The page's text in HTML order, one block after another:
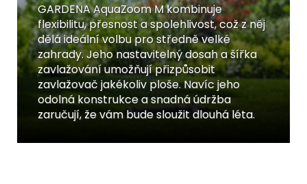
GARDENA AquaZoom M kombinuje
flexibilitu, přesnost a spolehlivost, což z něj
dělá ideální volbu pro středně velké
zahrady. Jeho nastavitelný dosah a šířka
zavlažování umožňují přizpůsobit
zavlažovač jakékoliv ploše. Navíc jeho
odolná konstrukce a snadná údržba
zaručují, že vám bude sloužit dlouhá léta.